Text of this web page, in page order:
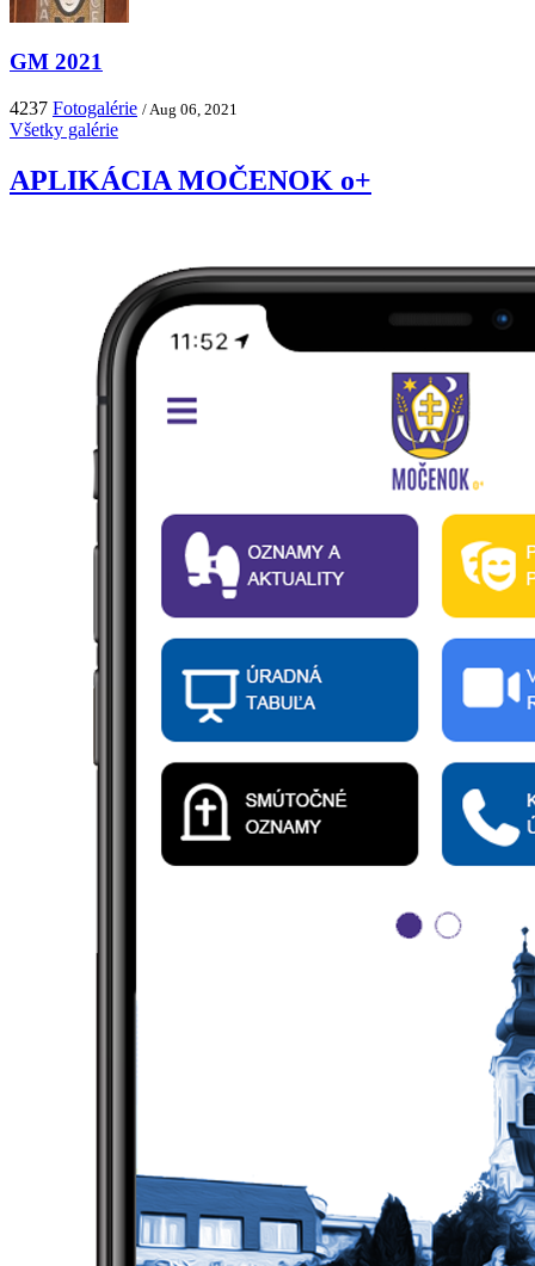
GM 2021
4237 Fotogalérie / Aug 06, 2021
Všetky galérie
APLIKÁCIA MOČENOK o+